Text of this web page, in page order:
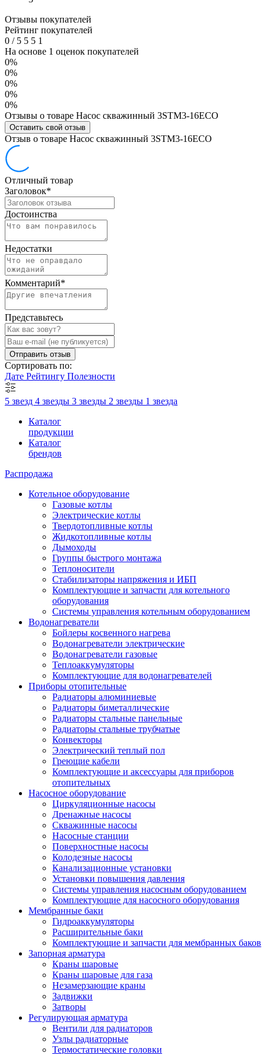
Отзывы покупателей
Рейтинг покупателей
0 /5 5 5 1
На основе 1 оценок покупателей
0%
0%
0%
0%
0%
Отзывы о товаре Насос скважинный 3STM3-16ECO
Оставить свой отзыв
Отзыв о товаре Насос скважинный 3STM3-16ECO
Отличный товар
Заголовок*
Достоинства
Недостатки
Комментарий*
Представьтесь
Отправить отзыв
Сортировать по:
Дате Рейтингу Полезности
5 звезд 4 звезды 3 звезды 2 звезды 1 звезда
Каталог
продукции
Каталог
брендов
Распродажа
Котельное оборудование
Газовые котлы
Электрические котлы
Твердотопливные котлы
Жидкотопливные котлы
Дымоходы
Группы быстрого монтажа
Теплоносители
Стабилизаторы напряжения и ИБП
Комплектующие и запчасти для котельного
оборудования
Системы управления котельным оборудованием
Водонагреватели
Бойлеры косвенного нагрева
Водонагреватели электрические
Водонагреватели газовые
Теплоаккумуляторы
Комплектующие для водонагревателей
Приборы отопительные
Радиаторы алюминиевые
Радиаторы биметаллические
Радиаторы стальные панельные
Радиаторы стальные трубчатые
Конвекторы
Электрический теплый пол
Греющие кабели
Комплектующие и аксессуары для приборов
отопительных
Насосное оборудование
Циркуляционные насосы
Дренажные насосы
Скважинные насосы
Насосные станции
Поверхностные насосы
Колодезные насосы
Канализационные установки
Установки повышения давления
Системы управления насосным оборудованием
Комплектующие для насосного оборудования
Мембранные баки
Гидроаккумуляторы
Расширительные баки
Комплектующие и запчасти для мембранных баков
Запорная арматура
Краны шаровые
Краны шаровые для газа
Незамерзающие краны
Задвижки
Затворы
Регулирующая арматура
Вентили для радиаторов
Узлы радиаторные
Термостатические головки